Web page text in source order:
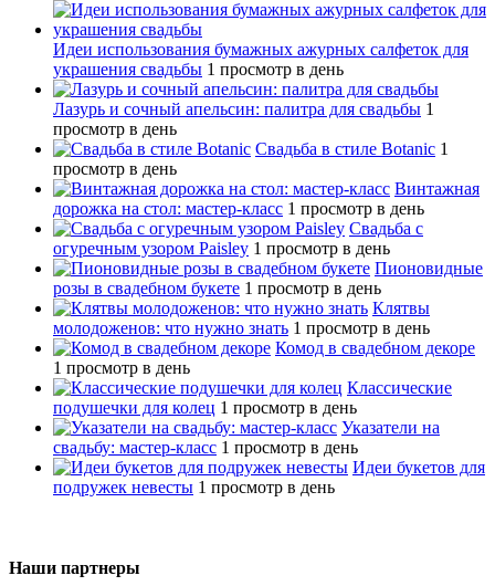
Идеи использования бумажных ажурных салфеток для
украшения свадьбы 1 просмотр в день
Лазурь и сочный апельсин: палитра для свадьбы 1
просмотр в день
Свадьба в стиле Botanic 1
просмотр в день
Винтажная
дорожка на стол: мастер-класс 1 просмотр в день
Свадьба с
огуречным узором Paisley 1 просмотр в день
Пионовидные
розы в свадебном букете 1 просмотр в день
Клятвы
молодоженов: что нужно знать 1 просмотр в день
Комод в свадебном декоре
1 просмотр в день
Классические
подушечки для колец 1 просмотр в день
Указатели на
свадьбу: мастер-класс 1 просмотр в день
Идеи букетов для
подружек невесты 1 просмотр в день
Наши партнеры